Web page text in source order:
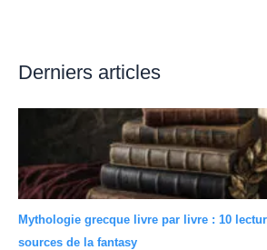
Derniers articles
Mythologie grecque livre par livre : 10
sources de la fantasy